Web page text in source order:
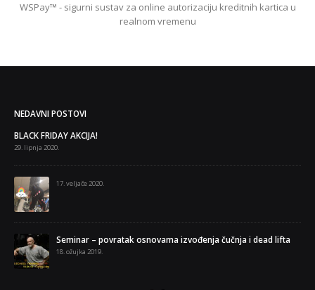
WSPay™ - sigurni sustav za online autorizaciju kreditnih kartica u
realnom vremenu
NEDAVNI POSTOVI
BLACK FRIDAY AKCIJA!
29. lipnja 2020.
17. veljače 2020.
Seminar – povratak osnovama izvođenja čučnja i dead lifta
18. ožujka 2019.